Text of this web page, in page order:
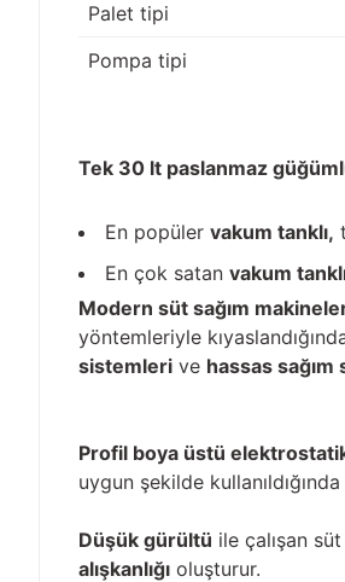
Palet tipi
Pompa tipi
Tek 30 lt paslanmaz
En popüler vakum tanklı,
En çok satan vakum
Modern süt sağım
yöntemleriyle
sistemleri ve hassas sağım
Profil boya üstü
uygun şekilde
Düşük gürültü ile çalışan
alışkanlığı oluşturur.